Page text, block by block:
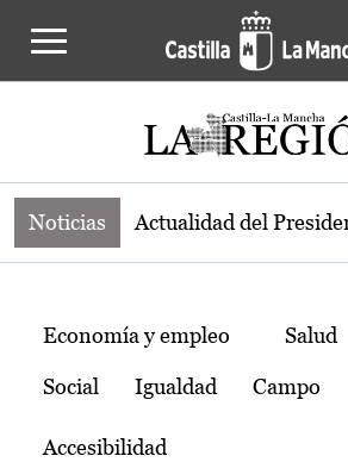
Noticias de la región
Noticias Actualidad del
Temas
Economía y empleo Salud
Social Igualdad Campo
Accesibilidad